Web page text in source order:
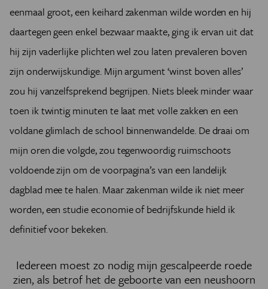
eenmaal groot, een keihard zakenman wilde worden en hij
daartegen geen enkel bezwaar maakte, ging ik ervan uit dat
hij zijn vaderlijke plichten wel zou laten prevaleren boven
zijn onderwijskundige. Mijn argument ‘winst boven alles’
zou hij vanzelfsprekend begrijpen. Niets bleek minder waar
toen ik twintig minuten te laat met volle zakken en een
voldane glimlach de school binnenwandelde. De draai om
mijn oren die volgde, zou tegenwoordig ruimschoots
voldoende zijn om de voorpagina’s van een landelijk
dagblad mee te halen. Maar zakenman wilde ik niet meer
worden, een studie economie of bedrijfskunde hield ik
definitief voor bekeken.
Iedereen moest zo nodig mijn gescalpeerde roede
zien, als betrof het de geboorte van een neushoorn